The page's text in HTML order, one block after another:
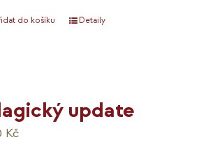
do košíku Detaily
update
Kč